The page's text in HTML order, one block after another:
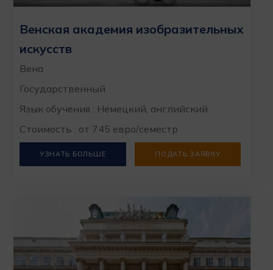
Венская академия изобразительных
искусств
Вена
Государственный
Язык обучения : Немецкий, английский
Стоимость : от 745 евро/семестр
УЗНАТЬ БОЛЬШЕ ПОДАТЬ ЗАЯВКУ